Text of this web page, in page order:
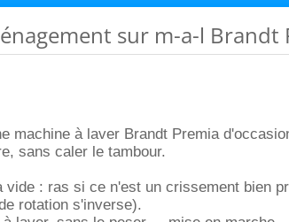
sur m-a-l Brandt
machine à laver Brandt Premia
sans caler le tambour.
vide : ras si ce n'est un crissement bien
rotation s'inverse).